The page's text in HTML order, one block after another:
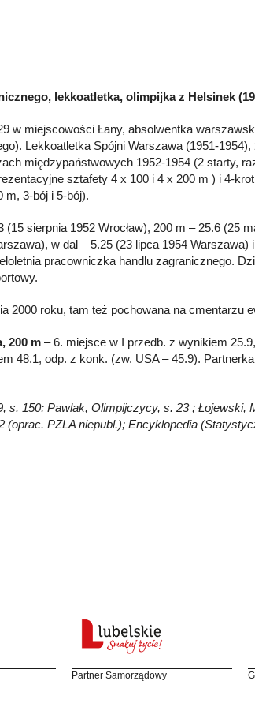
lekkoatletka, olimpijka z Helsinek
w miejscowości Łany, absolwentka
Lekkoatletka Spójni Warszawa (1951-1954),
międzypaństwowych 1952-1954 (2 starty,
sztafety 4 x 100 i 4 x 200 m ) i 4-
m, 3-bój i 5-bój).
sierpnia 1952 Wrocław), 200 m – 25.6 (25
w dal – 5.25 (23 lipca 1954
pracowniczka handlu zagranicznego.
2000 roku, tam też pochowana na cmentarzu
200 m – 6. miejsce w I przedb. z wynikiem
48.1, odp. z konk. (zw. USA – 45.9).
s. 150; Pawlak, Olimpijczycy, s. 23 ;
(oprac. PZLA niepubl.); Encyklopedia
Partner Samorządowy